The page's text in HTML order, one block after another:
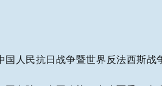
人民抗日战争暨世界反法西斯